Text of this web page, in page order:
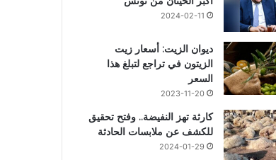
2024-02-11
ديوان الزيت: أسعار زيت
الزيتون في تراجع لتبلغ هذا
السعر
2023-11-20
كارثة تهز النفيضة.. وفتح تحقيق
للكشف عن ملابسات الحادثة
2024-01-29